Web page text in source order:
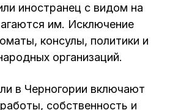
иностранец с видом на
им. Исключение
консулы, политики и
организаций.
в Черногории включают
собственность и